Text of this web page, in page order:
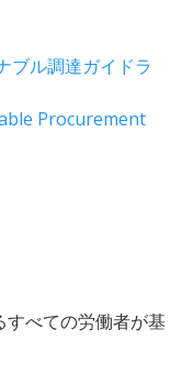
ブル調達ガイドラ
Procurement
べての労働者が基